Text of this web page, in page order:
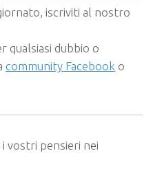
iscriviti al nostro
qualsiasi dubbio o
community Facebook o
i vostri pensieri nei